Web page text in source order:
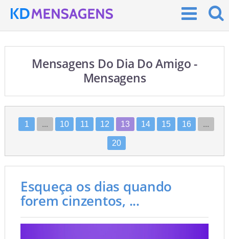
Mensagens Do Dia Do Amigo -
Mensagens
1 ... 10 11 12 13 14 15 16 ...
20
Esqueça os dias quando
forem cinzentos, ...